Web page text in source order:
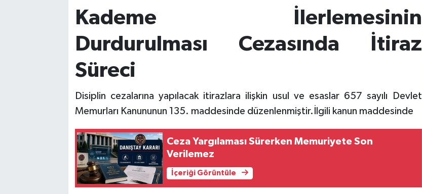
Kademe İlerlemesinin
Durdurulması Cezasında İtiraz
Süreci
Disiplin cezalarına yapılacak itirazlara ilişkin usul ve esaslar 657 sayılı Devlet
Memurları Kanununun 135. maddesinde düzenlenmiştir.İlgili kanun maddesinde
Ceza Yargılaması Sürerken Memuriyete Son
Verilemez
İçeriği Görüntüle